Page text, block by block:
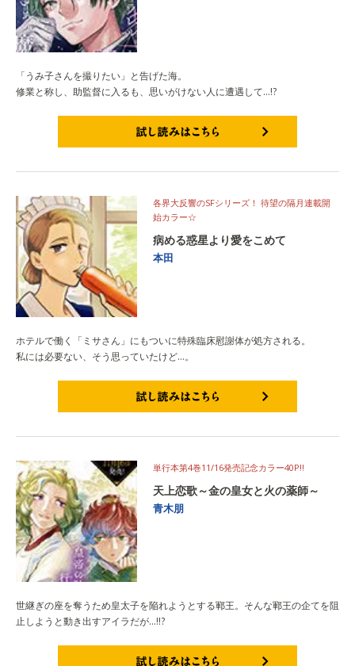
「うみ子さんを撮りたい」と告げた海。
修業と称し、助監督に入るも、思いがけない人に遭遇して…!?
各界大反響のSFシリーズ！ 待望の隔月連載開
始カラー☆
病める惑星より愛をこめて
本田
ホテルで働く「ミサさん」にもついに特殊臨床慰謝体が処方される。
私には必要ない、そう思っていたけど…。
単行本第4巻11/16発売記念カラー40P!!
天上恋歌～金の皇女と火の薬師～
青木朋
世継ぎの座を奪うため皇太子を陥れようとする鄆王。そんな鄆王の企てを阻
止しようと動き出すアイラだが…!!?